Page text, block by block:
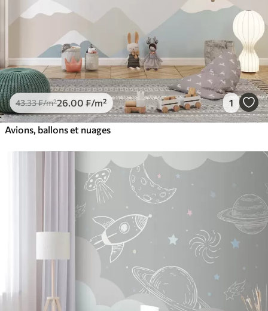
43.33₣/m²26 .00 ₣/m² 1
Avions, ballons et nuages